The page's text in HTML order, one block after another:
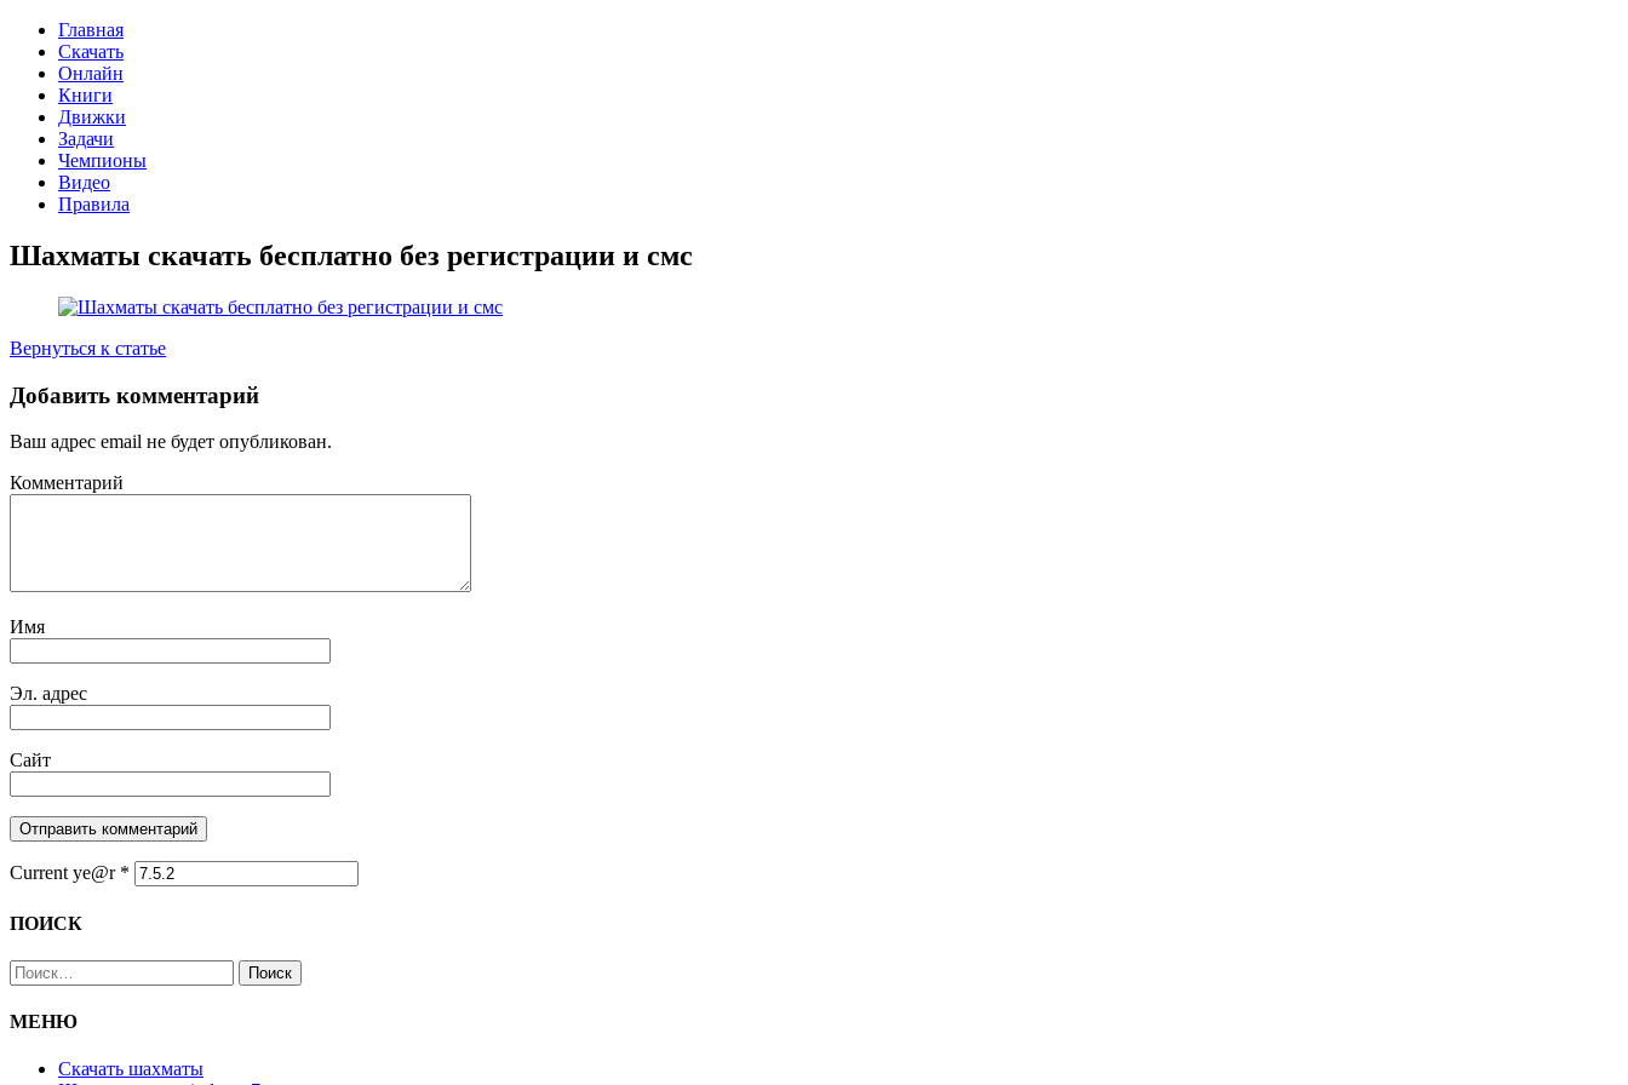
Главная
Скачать
Онлайн
Книги
Движки
Задачи
Чемпионы
Видео
Правила
Шахматы скачать бесплатно без регистрации и смс
Вернуться к статье
Добавить комментарий
Ваш адрес email не будет опубликован.
Комментарий
Имя
Эл. адрес
Сайт
Current ye@r *
ПОИСК
Найти:
МЕНЮ
Скачать шахматы